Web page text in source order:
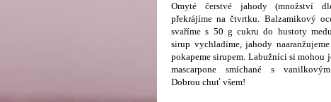
Omyté čerstvé jahody (množství
překrájíme na čtvrtku. Balzamikový
svaříme s 50 g cukru do hustoty
sirup vychladíme, jahody
pokapeme sirupem. Labužníci si mohou
mascarpone smíchané s
Dobrou chuť všem!